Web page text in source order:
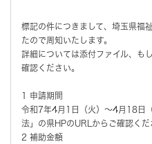
標記の件につきまして、埼玉県福
たので周知いたします。
詳細については添付ファイル、も
確認ください。
1 申請期間
令和7年4月1日（火）～4月18
法」の県HPのURLからご確認くだ
2 補助金額